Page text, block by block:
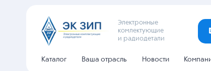
Электронные
комлектующие
и радиодетали
Каталог Ваша отрасль Новости